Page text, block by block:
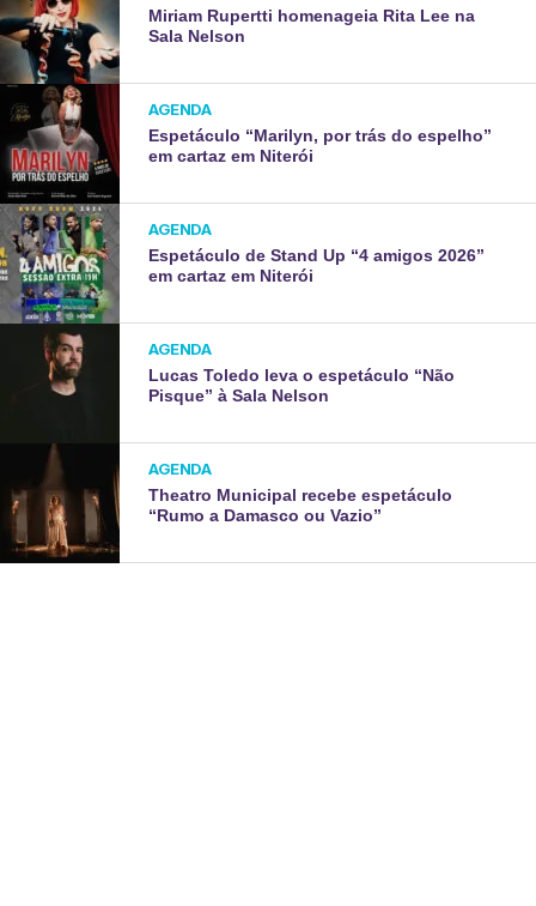
Miriam Rupertti homenageia Rita Lee na
Sala Nelson
AGENDA
Espetáculo “Marilyn, por trás do espelho”
em cartaz em Niterói
AGENDA
Espetáculo de Stand Up “4 amigos 2026”
em cartaz em Niterói
AGENDA
Lucas Toledo leva o espetáculo “Não
Pisque” à Sala Nelson
AGENDA
Theatro Municipal recebe espetáculo
“Rumo a Damasco ou Vazio”